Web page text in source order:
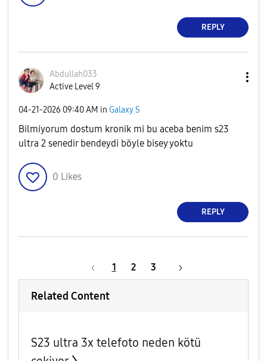
REPLY
Abdullah033
Active Level 9
‎04-21-2026 09:40 AM in Galaxy S
Bilmiyorum dostum kronik mi bu aceba benim s23
ultra 2 senedir bendeydi böyle bisey yoktu
0 Likes
REPLY
1 2 3
Related Content
S23 ultra 3x telefoto neden kötü